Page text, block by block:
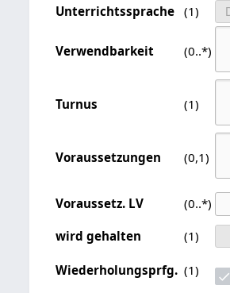
Unterrichtssprache (1)
Verwendbarkeit (0..*)
Turnus (1)
Voraussetzungen (0,1)
Voraussetz. LV (0..*)
wird gehalten (1)
Wiederholungsprfg. (1)